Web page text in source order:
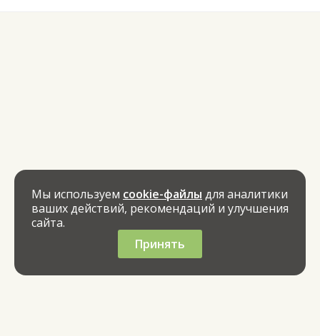
Мы используем cookie-файлы для аналитики
ваших действий, рекомендаций и улучшения
сайта.
Принять